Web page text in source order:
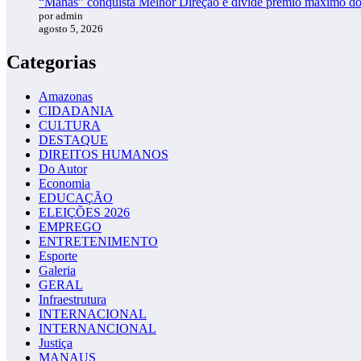
por admin
agosto 5, 2026
Categorias
Amazonas
CIDADANIA
CULTURA
DESTAQUE
DIREITOS HUMANOS
Do Autor
Economia
EDUCAÇÃO
ELEIÇÕES 2026
EMPREGO
ENTRETENIMENTO
Esporte
Galeria
GERAL
Infraestrutura
INTERNACIONAL
INTERNANCIONAL
Justiça
MANAUS